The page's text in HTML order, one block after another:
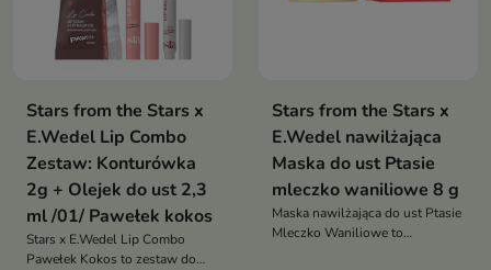
Stars from the Stars x
E.Wedel Lip Combo
Zestaw: Konturówka
2g + Olejek do ust 2,3
ml /01/ Pawełek kokos
Stars x E.Wedel Lip Combo
Pawełek Kokos to zestaw do
Stars from the Stars x
E.Wedel nawilżająca
Maska do ust Ptasie
mleczko waniliowe 8 g
Maska nawilżająca do ust Ptasie
Mleczko Waniliowe to